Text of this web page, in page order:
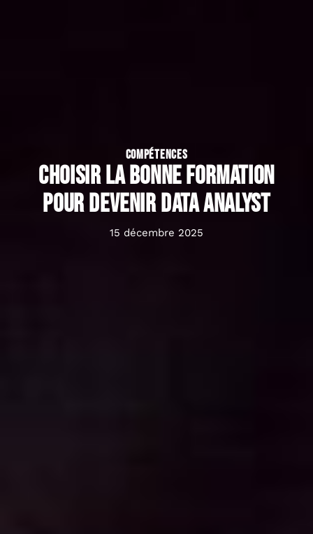
COMPÉTENCES
Choisir la bonne formation
pour devenir Data Analyst
15 décembre 2025